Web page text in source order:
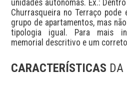
unidades autônomas. Ex.:
Churrasqueira no Terraço pode
grupo de apartamentos, mas
tipologia igual. Para mais
memorial descritivo e um
CARACTERÍSTICAS DA